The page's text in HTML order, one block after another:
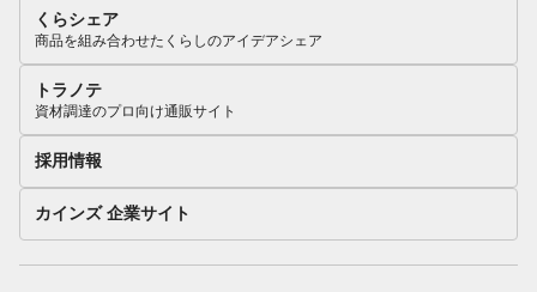
くらシェア
商品を組み合わせたくらしのアイデアシェア
トラノテ
資材調達のプロ向け通販サイト
採用情報
カインズ 企業サイト